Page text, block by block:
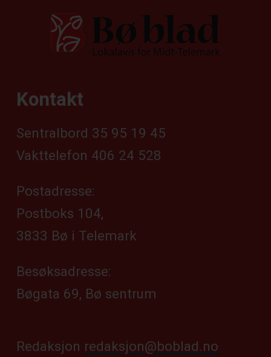
Kontakt
Sentralbord 35 95 19 45
Vakttelefon 406 24 528
Postadresse:
Postboks 104,
3833 Bø i Telemark
Besøksadresse:
Bøgata 69, Bø sentrum
Redaksjon redaksjon@boblad.no